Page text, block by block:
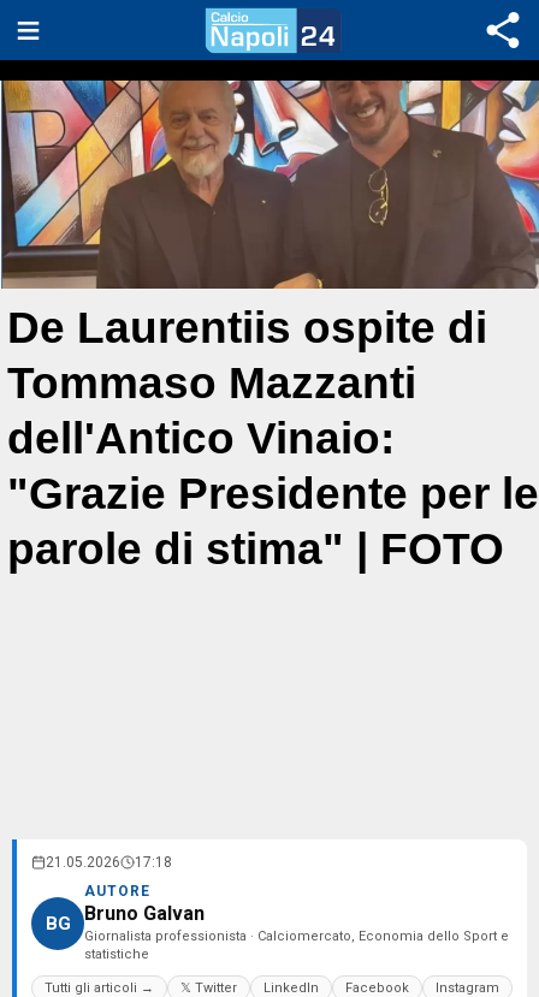
De Laurentiis ospite di
Tommaso Mazzanti
dell'Antico Vinaio:
"Grazie Presidente per le
parole di stima" | FOTO
21.05.2026 17:18
BG
AUTORE
Bruno Galvan
Giornalista professionista · Calciomercato, Economia dello Sport e
statistiche
Tutti gli articoli → 𝕏 Twitter LinkedIn Facebook Instagram